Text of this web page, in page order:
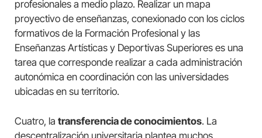
profesionales a medio plazo. Realizar un mapa
proyectivo de enseñanzas, conexionado con los ciclos
formativos de la Formación Profesional y las
Enseñanzas Artísticas y Deportivas Superiores es una
tarea que corresponde realizar a cada administración
autonómica en coordinación con las universidades
ubicadas en su territorio.
Cuatro, la transferencia de conocimientos. La